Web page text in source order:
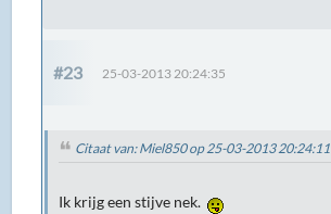
#23 25-03-2013 20:24:35
Citaat van: Miel850 op 25-03-2013 20:24:11
Ik krijg een stijve nek.